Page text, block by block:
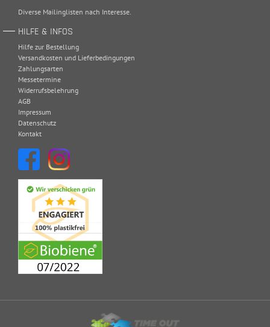
Diverse Mailinglisten nach Interesse.
HILFE & INFOS
Hilfe zur Bestellung
Versandkosten und Lieferbedingungen
Zahlungsarten
Messetermine
Widerrufsbelehrung
AGB
Impressum
Datenschutz
Kontakt